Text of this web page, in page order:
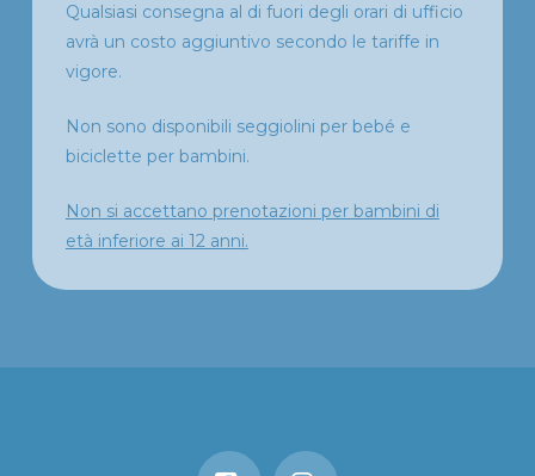
Qualsiasi consegna al di fuori degli orari di ufficio
avrà un costo aggiuntivo secondo le tariffe in
vigore.
Non sono disponibili seggiolini per bebé e
biciclette per bambini.
Non si accettano prenotazioni per bambini di
età inferiore ai 12 anni.